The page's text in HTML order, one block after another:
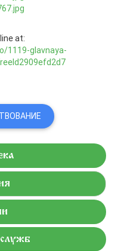
at:
1119-glavnaya-